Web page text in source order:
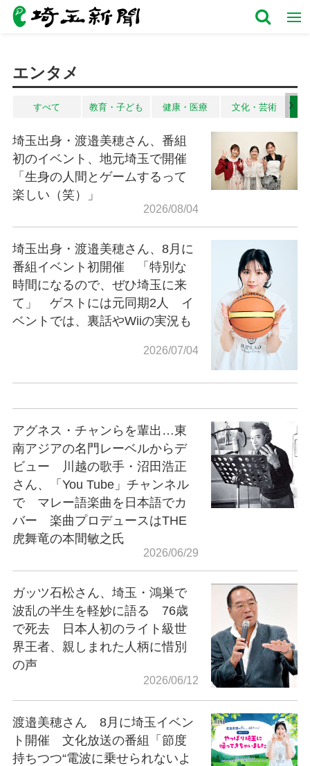
エンタメ
すべて 教育・子ども 健康・医療 文化・芸術
埼玉出身・渡邉美穂さん、番組
初のイベント、地元埼玉で開催
「生身の人間とゲームするって
楽しい（笑）」
2026/08/04
埼玉出身・渡邉美穂さん、8月に
番組イベント初開催 「特別な
時間になるので、ぜひ埼玉に来
て」 ゲストには元同期2人 イ
ベントでは、裏話やWiiの実況も
2026/07/04
アグネス・チャンらを輩出…東
南アジアの名門レーベルからデ
ビュー 川越の歌手・沼田浩正
さん、「You Tube」チャンネル
で マレー語楽曲を日本語でカ
バー 楽曲プロデュースはTHE
虎舞竜の本間敏之氏
2026/06/29
ガッツ石松さん、埼玉・鴻巣で
波乱の半生を軽妙に語る 76歳
で死去 日本人初のライト級世
界王者、親しまれた人柄に惜別
の声
2026/06/12
渡邉美穂さん 8月に埼玉イベン
ト開催 文化放送の番組「節度
持ちつつ“電波に乗せられないよ